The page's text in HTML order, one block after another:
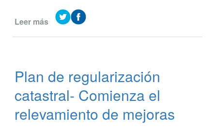
Leer más de
charlas
en
las
Plan de regularización
catastral- Comienza el
relevamiento de mejoras